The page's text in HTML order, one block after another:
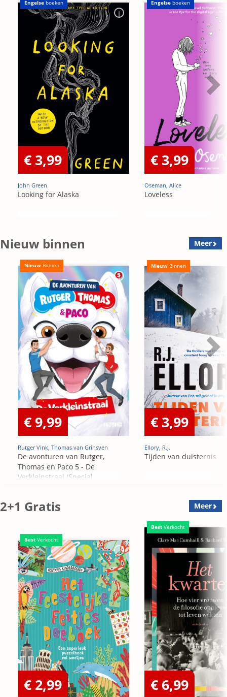
Engelse boeken
€ 3,99
John Green
Looking for Alaska
Engelse boeken
€ 3,99
Oseman, Alice
Loveless
Nieuw binnen Meer
Nieuw Binnen
€ 9,99
Rutger Vink, Thomas van Grinsven
De avonturen van Rutger,
Thomas en Paco 5 - De
Verkleinstraal (Special
Nieuw Binnen
€ 3,99
Ellory, R.J.
Tijden van duisternis
2+1 Gratis Meer
Best Verkocht
€ 2,99
Best Verkocht
€ 6,99